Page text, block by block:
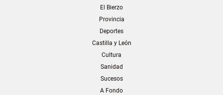
El Bierzo
Provincia
Deportes
Castilla y León
Cultura
Sanidad
Sucesos
A Fondo